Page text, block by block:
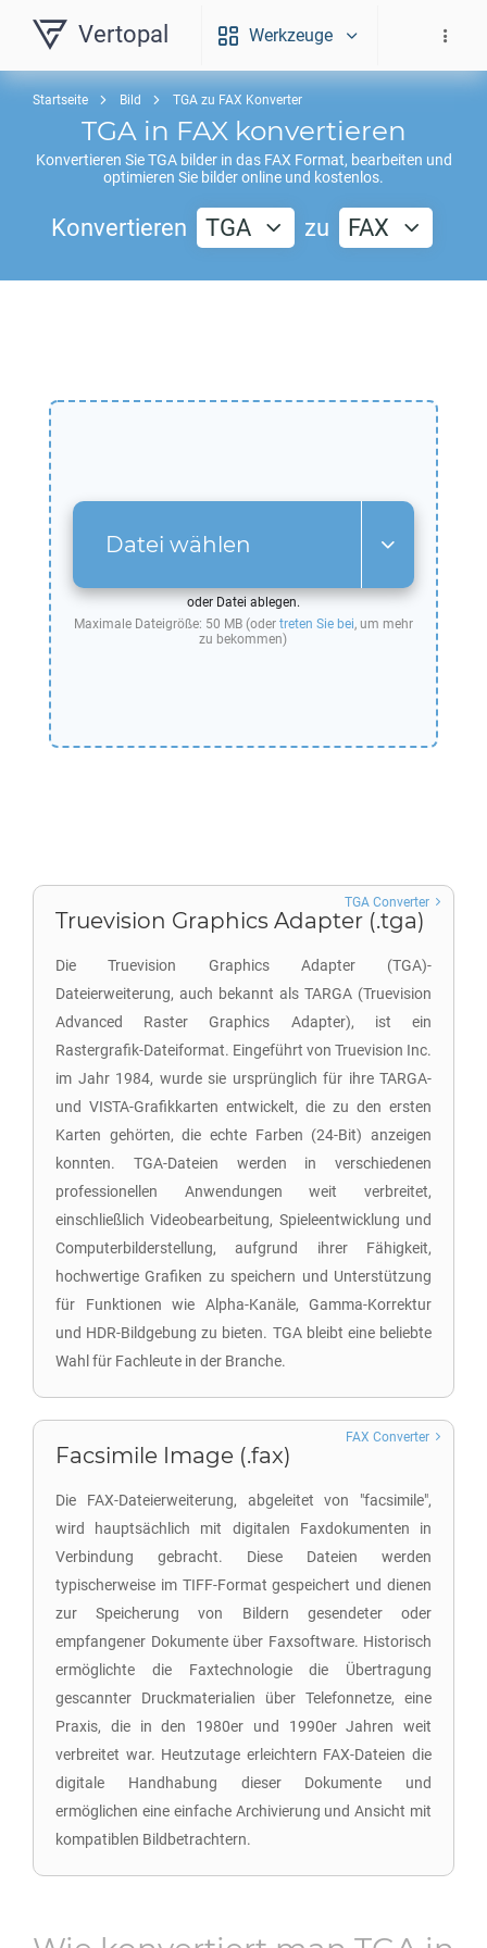
Vertopal Werkzeuge
Startseite Bild TGA zu FAX Konverter
TGAin FAXkonvertieren
Konvertieren SieTGAbilder in das FAX Format, bearbeiten und
optimieren Sie bilder online und kostenlos.
Konvertieren TGA zu FAX
Datei wählen
oder Datei ablegen.
Maximale Dateigröße: 50 MB (oder treten Sie bei, um mehr
zu bekommen)
Truevision Graphics Adapter (.tga)
Die Truevision Graphics Adapter (TGA)-
Dateierweiterung, auch bekannt als TARGA (Truevision
Advanced Raster Graphics Adapter), ist ein
Rastergrafik-Dateiformat. Eingeführt von Truevision Inc.
im Jahr 1984, wurde sie ursprünglich für ihre TARGA-
und VISTA-Grafikkarten entwickelt, die zu den ersten
Karten gehörten, die echte Farben (24-Bit) anzeigen
konnten. TGA-Dateien werden in verschiedenen
professionellen Anwendungen weit verbreitet,
einschließlich Videobearbeitung, Spieleentwicklung und
Computerbilderstellung, aufgrund ihrer Fähigkeit,
hochwertige Grafiken zu speichern und Unterstützung
für Funktionen wie Alpha-Kanäle, Gamma-Korrektur
und HDR-Bildgebung zu bieten. TGA bleibt eine beliebte
Wahl für Fachleute in der Branche.
TGA Converter
Facsimile Image (.fax)
Die FAX-Dateierweiterung, abgeleitet von "facsimile",
wird hauptsächlich mit digitalen Faxdokumenten in
Verbindung gebracht. Diese Dateien werden
typischerweise im TIFF-Format gespeichert und dienen
zur Speicherung von Bildern gesendeter oder
empfangener Dokumente über Faxsoftware. Historisch
ermöglichte die Faxtechnologie die Übertragung
gescannter Druckmaterialien über Telefonnetze, eine
Praxis, die in den 1980er und 1990er Jahren weit
verbreitet war. Heutzutage erleichtern FAX-Dateien die
digitale Handhabung dieser Dokumente und
ermöglichen eine einfache Archivierung und Ansicht mit
kompatiblen Bildbetrachtern.
FAX Converter